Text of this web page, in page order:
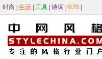
时尚 生活 工具 诗词 B2B